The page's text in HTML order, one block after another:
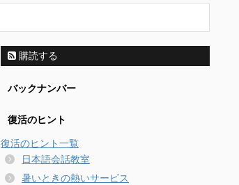
購読する
バックナンバー
復活のヒント
復活のヒント一覧
日本語会話教室
暑いときの熱いサービス